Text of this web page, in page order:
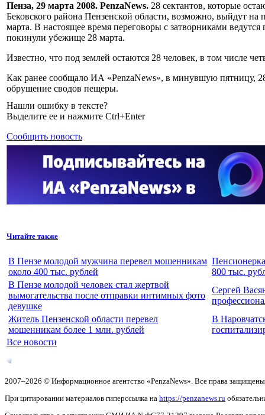
Пенза, 29 марта 2008. PenzaNews. 28 сектантов, которые
Бековского района Пензенской области, возможно, выйдут на
марта. В настоящее время переговоры с затворниками ведутся
покинули убежище 28 марта.
Известно, что под землей остаются 28 человек, в том числе
Как ранее сообщало ИА «PenzaNews», в минувшую пятницу,
обрушение сводов пещеры.
Нашли ошибку в тексте?
Выделите ее и нажмите Ctrl+Enter
Сообщить новость
Читайте также
В Пензе молодой мужчина перевел мошенникам
около 400 тыс. рублей
800 тыс.
В Пензе молодой человек стал жертвой
вымогательства после отправки интимных фото
девушке
Сергей
Житель Пензенской области перевел
мошенникам более 1 млн. рублей
В
Все новости
2007–2026 © Информационное агентство «PenzaNews». Все права
При цитировании материалов гиперссылка на https://penzanews.ru